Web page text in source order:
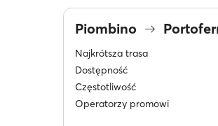
Piombino
Najkrótsza trasa
Dostępność
Częstotliwość
Operatorzy promowi